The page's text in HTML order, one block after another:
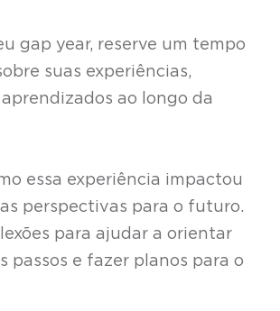
gap year, reserve um tempo
suas experiências,
ao longo da
essa experiência impactou
perspectivas para o futuro.
para ajudar a orientar
passos e fazer planos para o